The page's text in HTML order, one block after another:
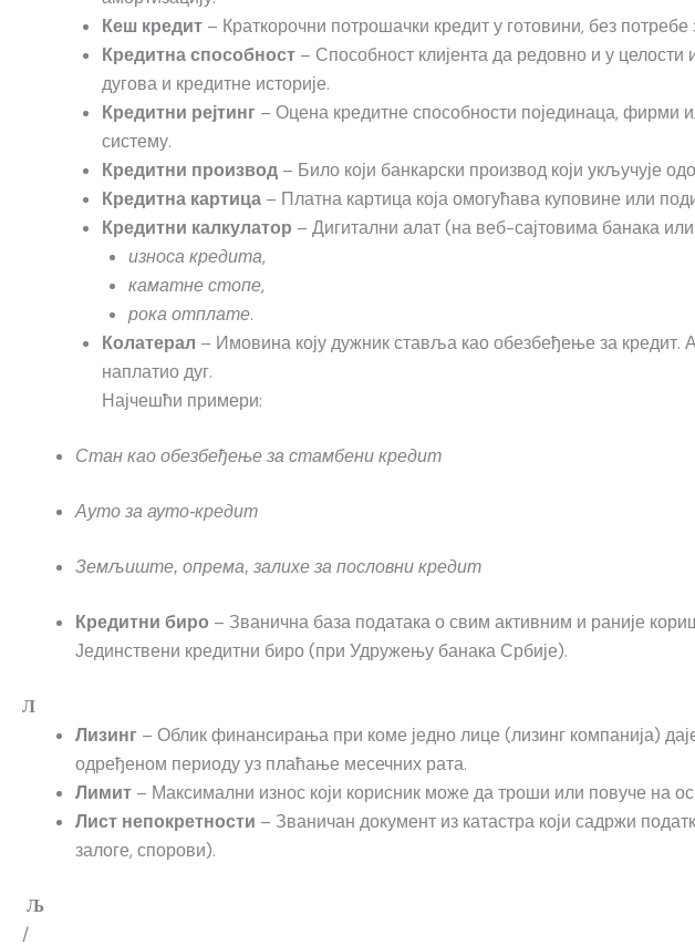
Кеш кредит – Краткорочни потрошачки кредит у готовини, без
Кредитна способност – Способност клијента да редовно и у
дугова и кредитне историје.
Кредитни рејтинг – Оцена кредитне способности појединаца, фирми
систему.
Кредитни производ – Било који банкарски производ који укључује
Кредитна картица – Платна картица која омогућава куповине или
Кредитни калкулатор – Дигитални алат (на веб-сајтовима банака
износа кредита,
каматне стопе,
рока отплате.
Колатерал – Имовина коју дужник ставља као обезбеђење за кредит.
наплатио дуг.
Најчешћи примери:
Стан као обезбеђење за стамбени кредит
Ауто за ауто-кредит
Земљиште, опрема, залихе за пословни кредит
Кредитни биро – Званична база података о свим активним и раније
Јединствени кредитни биро (при Удружењу банака Србије).
Л
Лизинг – Облик финансирања при коме једно лице (лизинг компанија)
одређеном периоду уз плаћање месечних рата.
Лимит – Максимални износ који корисник може да троши или повуче на
Лист непокретности – Званичан документ из катастра који садржи
залоге, спорови).
Љ
/